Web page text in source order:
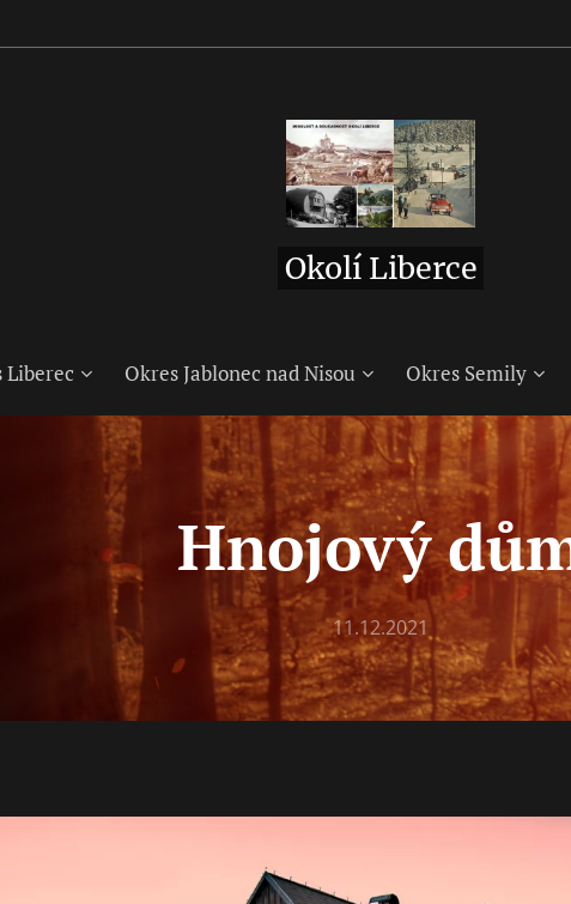
Okolí Liberce
Liberec Okres Jablonec nad Nisou Okres Semily
Hnojový
11.12.2021